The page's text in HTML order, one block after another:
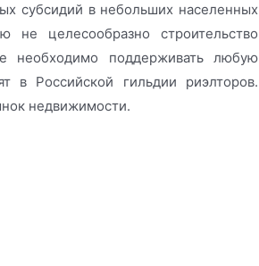
субсидий в небольших населенных
не целесообразно строительство
необходимо поддерживать любую
в Российской гильдии риэлторов.
недвижимости.